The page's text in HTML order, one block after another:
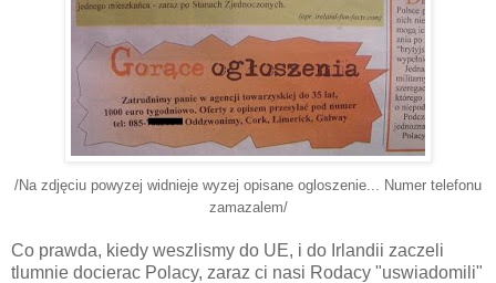
/Na zdjęciu powyzej widnieje wyzej opisane ogloszenie... Numer telefonu
zamazalem/
Co prawda, kiedy weszlismy do UE, i do Irlandii zaczeli
tlumnie docierac Polacy, zaraz ci nasi Rodacy "uswiadomili"